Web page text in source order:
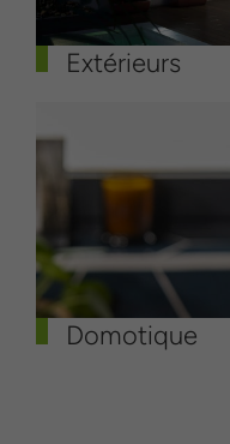
Extérieurs
Domotique